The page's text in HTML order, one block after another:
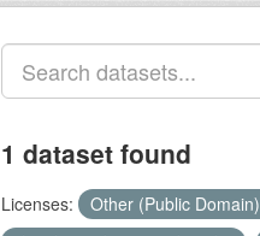
1 dataset found
Licenses: Other (Public Domain)